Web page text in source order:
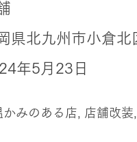
県北九州市小倉
年5月23日
かみのある店, 店舗改